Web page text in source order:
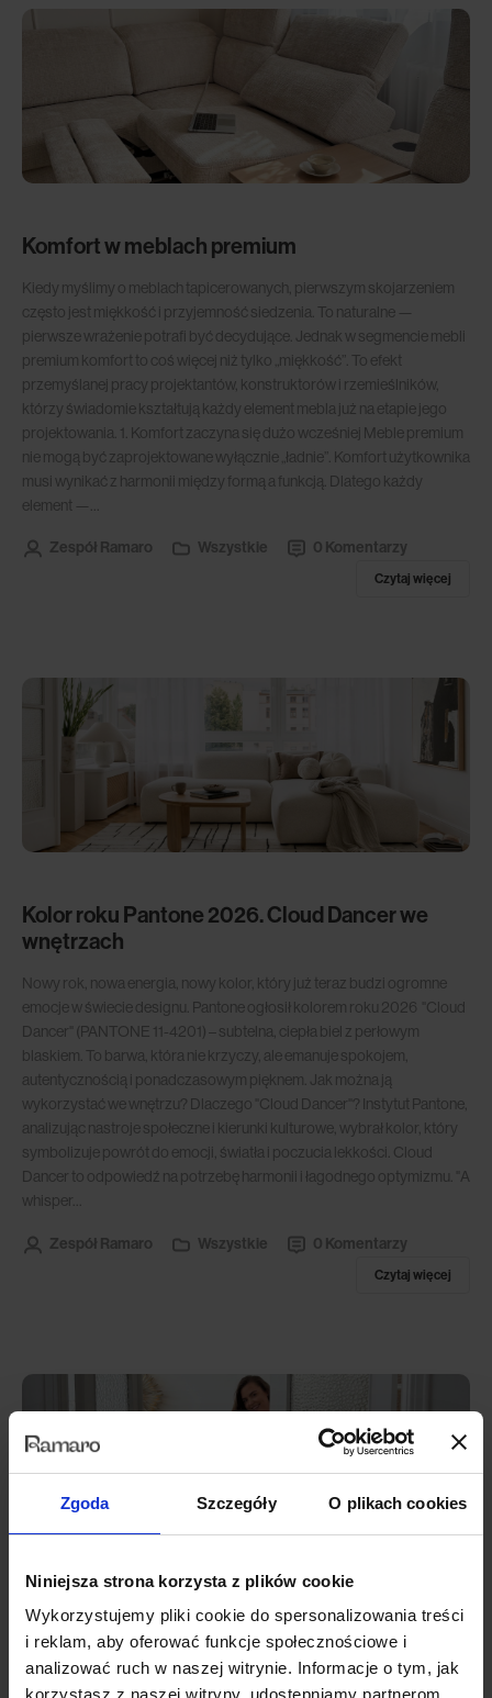
Zgoda Szczegóły O plikach cookies
Niniejsza strona korzysta z plików cookie
Wykorzystujemy pliki cookie do spersonalizowania treści
i reklam, aby oferować funkcje społecznościowe i
analizować ruch w naszej witrynie. Informacje o tym, jak
korzystasz z naszej witryny, udostępniamy partnerom
Komfort w meblach premium
Kiedy myślimy o meblach tapicerowanych, pierwszym skojarzeniem
często jest miękkość i przyjemność siedzenia. To naturalne —
pierwsze wrażenie potrafi być decydujące. Jednak w segmencie mebli
premium komfort to coś więcej niż tylko „miękkość”. To efekt
przemyślanej pracy projektantów, konstruktorów i rzemieślników,
którzy świadomie kształtują każdy element mebla już na etapie jego
projektowania. 1. Komfort zaczyna się dużo wcześniej Meble premium
nie mogą być zaprojektowane wyłącznie „ładnie”. Komfort użytkownika
musi wynikać z harmonii między formą a funkcją. Dlatego każdy
element —...
Zespół Ramaro Wszystkie 0 Komentarzy
Czytaj więcej
Kolor roku Pantone 2026. Cloud Dancer we
wnętrzach
Nowy rok, nowa energia, nowy kolor, który już teraz budzi ogromne
emocje w świecie designu. Pantone ogłosił kolorem roku 2026 "Cloud
Dancer" (PANTONE 11-4201) – subtelna, ciepła biel z perłowym
blaskiem. To barwa, która nie krzyczy, ale emanuje spokojem,
autentycznością i ponadczasowym pięknem. Jak można ją
wykorzystać we wnętrzu? Dlaczego "Cloud Dancer"? Instytut Pantone,
analizując nastroje społeczne i kierunki kulturowe, wybrał kolor, który
symbolizuje powrót do emocji, światła i poczucia lekkości. Cloud
Dancer to odpowiedź na potrzebę harmonii i łagodnego optymizmu. "A
whisper...
Zespół Ramaro Wszystkie 0 Komentarzy
Czytaj więcej
Święta bliskości
Drodzy Klienci, W tym wyjątkowym czasie życzymy Państwu, aby te
święta były pełne rozmów, które niczego nie wymagają. Gestów, które